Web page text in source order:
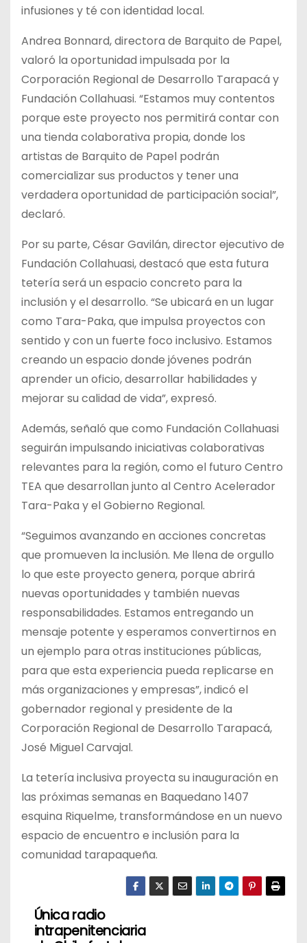
infusiones y té con identidad local.
Andrea Bonnard, directora de Barquito de Papel,
valoró la oportunidad impulsada por la
Corporación Regional de Desarrollo Tarapacá y
Fundación Collahuasi. “Estamos muy contentos
porque este proyecto nos permitirá contar con
una tienda colaborativa propia, donde los
artistas de Barquito de Papel podrán
comercializar sus productos y tener una
verdadera oportunidad de participación social”,
declaró.
Por su parte, César Gavilán, director ejecutivo de
Fundación Collahuasi, destacó que esta futura
tetería será un espacio concreto para la
inclusión y el desarrollo. “Se ubicará en un lugar
como Tara-Paka, que impulsa proyectos con
sentido y con un fuerte foco inclusivo. Estamos
creando un espacio donde jóvenes podrán
aprender un oficio, desarrollar habilidades y
mejorar su calidad de vida”, expresó.
Además, señaló que como Fundación Collahuasi
seguirán impulsando iniciativas colaborativas
relevantes para la región, como el futuro Centro
TEA que desarrollan junto al Centro Acelerador
Tara-Paka y el Gobierno Regional.
“Seguimos avanzando en acciones concretas
que promueven la inclusión. Me llena de orgullo
lo que este proyecto genera, porque abrirá
nuevas oportunidades y también nuevas
responsabilidades. Estamos entregando un
mensaje potente y esperamos convertirnos en
un ejemplo para otras instituciones públicas,
para que esta experiencia pueda replicarse en
más organizaciones y empresas”, indicó el
gobernador regional y presidente de la
Corporación Regional de Desarrollo Tarapacá,
José Miguel Carvajal.
La tetería inclusiva proyecta su inauguración en
las próximas semanas en Baquedano 1407
esquina Riquelme, transformándose en un nuevo
espacio de encuentro e inclusión para la
comunidad tarapaqueña.
NÚnica radio
intrapenitenciaria